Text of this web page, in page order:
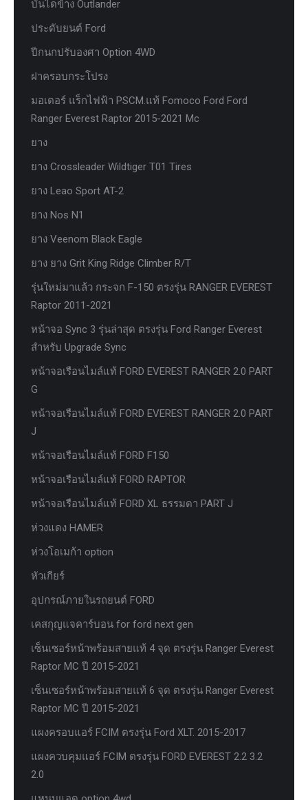
บันไดข้าง Outlander
ประดับยนต์ Ford
ปีกนกปรับองศา Option 4WD
ฝาครอบกระโปรง
มอเตอร์ แร็กไฟฟ้า PSCM.แท้ Fomoco Ford Ford
Ranger Everest Raptor 2015-2021 Mc
ยาง
ยาง Crossleader Wildtiger T01 Tires
ยาง Leao Sport AT-2
ยาง Nos N1
ยาง Veenom Black Eagle
ยาง ยาง Grit King Ridge Climber R/T
รุ่นใหม่มาแล้ว กระจก F-150 ตรงรุ่น RANGER EVEREST
Raptor 2011-2021
หน้าจอ Sync 3 รุ่นล่าสุด ตรงรุ่น Ford Ranger Everest
สำหรับ Upgrade Sync
หน้าจอเรือนไมล์แท้ FORD EVEREST RANGER 2.0 PART
G
หน้าจอเรือนไมล์แท้ FORD EVEREST RANGER 2.0 PART
J
หน้าจอเรือนไมล์แท้ FORD F150
หน้าจอเรือนไมล์แท้ FORD RAPTOR
หน้าจอเรือนไมล์แท้ FORD XL ธรรมดา PART J
ห่วงแดง HAMER
ห่วงโอเมก้า option
หัวเกียร์
อุปกรณ์ภายในรถยนต์ FORD
เคสกุญแจคาร์บอน for ford next gen
เซ็นเซอร์หน้าพร้อมสายแท้ 4 จุด ตรงรุ่น Ranger Everest
Raptor MC ปี 2015-2021
เซ็นเซอร์หน้าพร้อมสายแท้ 6 จุด ตรงรุ่น Ranger Everest
Raptor MC ปี 2015-2021
แผงครอบแอร์ FCIM ตรงรุ่น Ford XLT. 2015-2017
แผงควบคุมแอร์ FCIM ตรงรุ่น FORD EVEREST 2.2 3.2
2.0